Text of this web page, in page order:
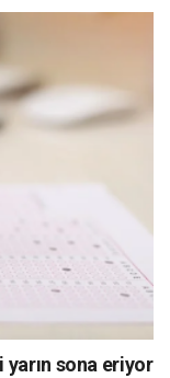
sona eriyor